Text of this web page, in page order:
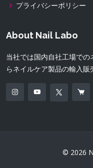
プライバシーポリシー
About Nail Labo
当社では国内自社工場で
らネイルケア製品の輸入販
© 2026